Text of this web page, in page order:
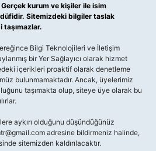
Gerçek kurum ve kişiler ile isim
Sitemizdeki bilgiler taslak
Bilgi Teknolojileri ve İletişim
bir Yer Sağlayıcı olarak hizmet
içerikleri proaktif olarak denetleme
bulunmamaktadır. Ancak, üyelerimiz
taşımakta olup, siteye üye olarak bu
aykırı olduğunu düşündüğünüz
adresine bildirmeniz halinde,
sitemizden kaldırılacaktır.